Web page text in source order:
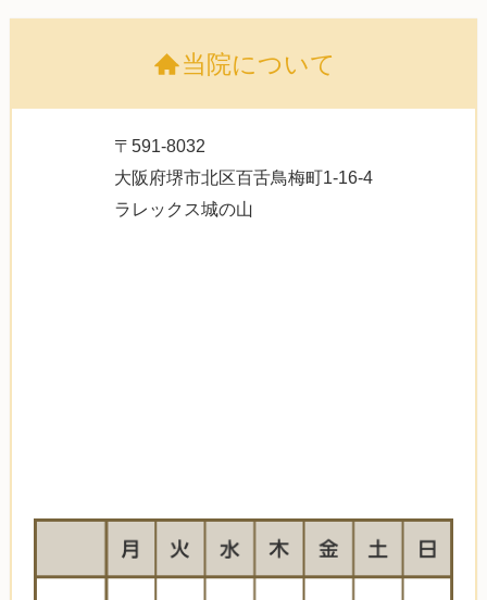
当院について
〒591-8032
大阪府堺市北区百舌鳥梅町1-16-4
ラレックス城の山